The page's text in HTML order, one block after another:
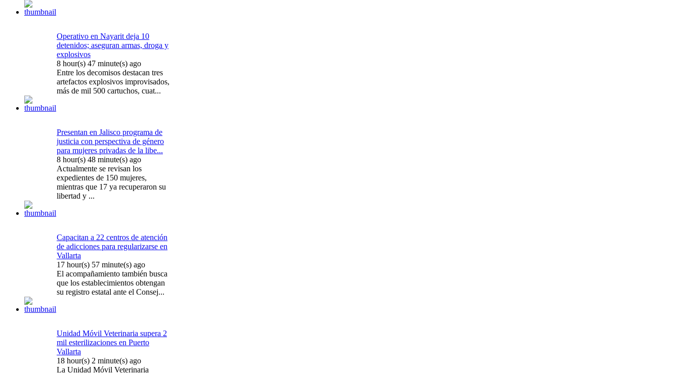
Operativo en Nayarit deja 10
detenidos; aseguran armas, droga y
explosivos
8 hour(s) 47 minute(s) ago
Entre los decomisos destacan tres
artefactos explosivos improvisados,
más de mil 500 cartuchos, cuat...
Presentan en Jalisco programa de
justicia con perspectiva de género
para mujeres privadas de la libe...
8 hour(s) 48 minute(s) ago
Actualmente se revisan los
expedientes de 150 mujeres,
mientras que 17 ya recuperaron su
libertad y ...
Capacitan a 22 centros de atención
de adicciones para regularizarse en
Vallarta
17 hour(s) 57 minute(s) ago
El acompañamiento también busca
que los establecimientos obtengan
su registro estatal ante el Consej...
Unidad Móvil Veterinaria supera 2
mil esterilizaciones en Puerto
Vallarta
18 hour(s) 2 minute(s) ago
La Unidad Móvil Veterinaria